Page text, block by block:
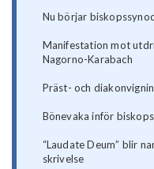
Nu börjar
Manifestation mot
Nagorno-Karabach
Präst- och
Bönevaka inför
“Laudate Deum” blir
skrivelse